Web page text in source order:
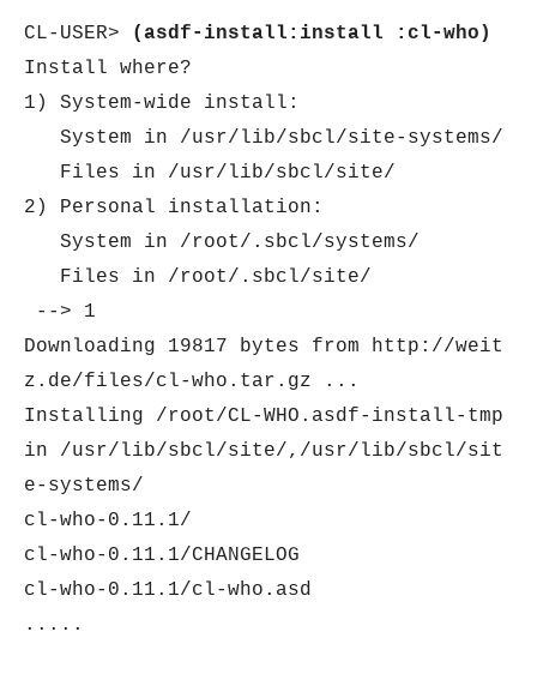
CL-USER>
(asdf-install:install :cl-who)
Install where?
1) System-wide install:
System in /usr/lib/sbcl/site-systems/
Files in /usr/lib/sbcl/site/
2) Personal installation:
System in /root/.sbcl/systems/
Files in /root/.sbcl/site/
--> 1
Downloading 19817 bytes from http://weit
z.de/files/cl-who.tar.gz ...
Installing /root/CL-WHO.asdf-install-tmp
in /usr/lib/sbcl/site/,/usr/lib/sbcl/sit
e-systems/
cl-who-0.11.1/
cl-who-0.11.1/CHANGELOG
cl-who-0.11.1/cl-who.asd
.....